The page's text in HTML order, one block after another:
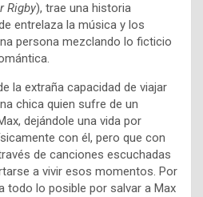
Rigby), trae una historia
entrelaza la música y los
persona mezclando lo ficticio
la extraña capacidad de viajar
chica quien sufre de un
dejándole una vida por
con él, pero que con
de canciones escuchadas
a vivir esos momentos. Por
todo lo posible por salvar a Max